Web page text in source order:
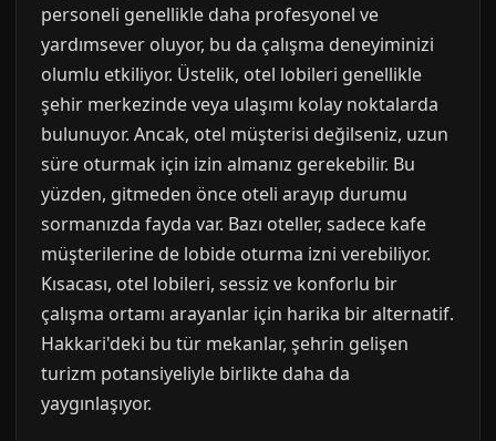
personeli genellikle daha profesyonel ve
yardımsever oluyor, bu da çalışma deneyiminizi
olumlu etkiliyor. Üstelik, otel lobileri genellikle
şehir merkezinde veya ulaşımı kolay noktalarda
bulunuyor. Ancak, otel müşterisi değilseniz, uzun
süre oturmak için izin almanız gerekebilir. Bu
yüzden, gitmeden önce oteli arayıp durumu
sormanızda fayda var. Bazı oteller, sadece kafe
müşterilerine de lobide oturma izni verebiliyor.
Kısacası, otel lobileri, sessiz ve konforlu bir
çalışma ortamı arayanlar için harika bir alternatif.
Hakkari'deki bu tür mekanlar, şehrin gelişen
turizm potansiyeliyle birlikte daha da
yaygınlaşıyor.